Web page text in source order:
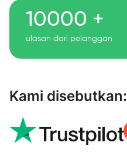
10000 +
ulasan dari pelanggan
Kami disebutkan: